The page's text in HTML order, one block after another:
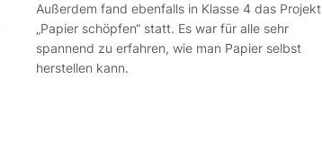
Außerdem fand ebenfalls in Klasse 4 das Projekt
„Papier schöpfen“ statt. Es war für alle sehr
spannend zu erfahren, wie man Papier selbst
herstellen kann.